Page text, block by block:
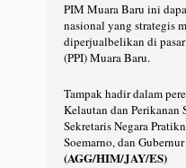
PIM Muara Baru ini
nasional yang strategis
diperjualbelikan di pasar
(PPI) Muara Baru.
Tampak hadir dalam
Kelautan dan
Sekretaris Negara
Soemarno, dan
(AGG/HIM/JAY/ES)